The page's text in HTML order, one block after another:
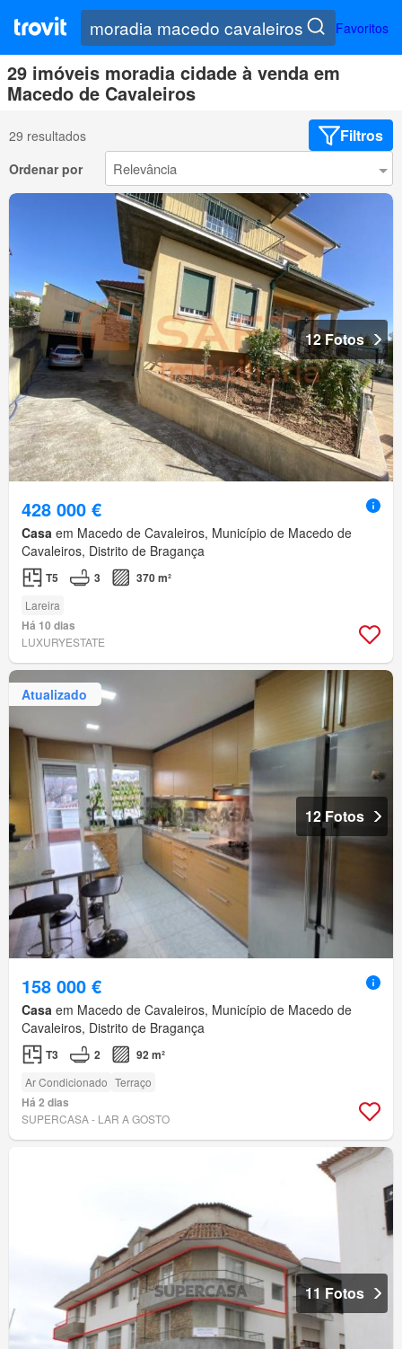
Favoritos
29 imóveis moradia cidade à venda em
Macedo de Cavaleiros
29 resultados Filtros
Ordenar por
12 Fotos
428 000 €
Casa em Macedo de Cavaleiros, Município de Macedo de
Cavaleiros, Distrito de Bragança
T5 3 370 m²
Lareira
Há 10 dias
LUXURYESTATE
Atualizado
12 Fotos
158 000 €
Casa em Macedo de Cavaleiros, Município de Macedo de
Cavaleiros, Distrito de Bragança
T3 2 92 m²
Ar Condicionado Terraço
Há 2 dias
SUPERCASA - LAR A GOSTO
11 Fotos